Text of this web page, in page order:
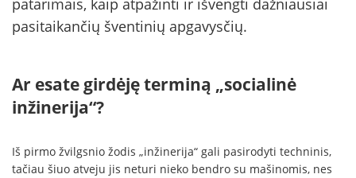
patarimais, kaip atpažinti ir išvengti dažniausiai
pasitaikančių šventinių apgavysčių.
Ar esate girdėję terminą „socialinė
inžinerija“?
Iš pirmo žvilgsnio žodis „inžinerija“ gali pasirodyti techninis,
tačiau šiuo atveju jis neturi nieko bendro su mašinomis, nes